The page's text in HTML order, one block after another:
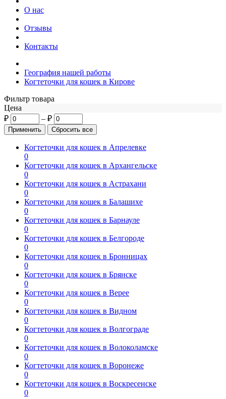
О нас
Отзывы
Контакты
География нашей работы
Когтеточки для кошек в Кирове
Фильтр товара
Цена
₽
– ₽
Когтеточки для кошек в Апрелевке
0
Когтеточки для кошек в Архангельске
0
Когтеточки для кошек в Астрахани
0
Когтеточки для кошек в Балашихе
0
Когтеточки для кошек в Барнауле
0
Когтеточки для кошек в Белгороде
0
Когтеточки для кошек в Бронницах
0
Когтеточки для кошек в Брянске
0
Когтеточки для кошек в Верее
0
Когтеточки для кошек в Видном
0
Когтеточки для кошек в Волгограде
0
Когтеточки для кошек в Волоколамске
0
Когтеточки для кошек в Воронеже
0
Когтеточки для кошек в Воскресенске
0